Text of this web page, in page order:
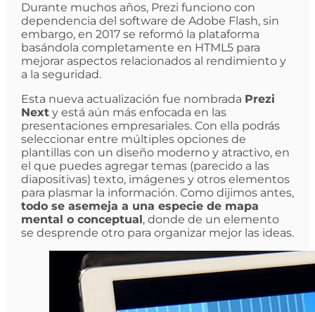
Durante muchos años, Prezi funciono con
dependencia del software de Adobe Flash, sin
embargo, en 2017 se reformó la plataforma
basándola completamente en HTML5 para
mejorar aspectos relacionados al rendimiento y
a la seguridad.
Esta nueva actualización fue nombrada Prezi
Nexty está aún más enfocada en las
presentaciones empresariales. Con ella podrás
seleccionar entre múltiples opciones de
plantillas con un diseño moderno y atractivo, en
el que puedes agregar temas (parecido a las
diapositivas) texto, imágenes y otros elementos
para plasmar la información. Como dijimos antes,
todo se asemeja a una especie de mapa
mental o conceptual , donde de un elemento
se desprende otro para organizar mejor las ideas.